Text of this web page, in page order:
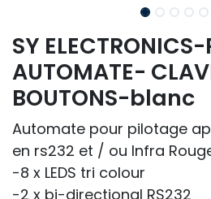
SY
AUTOMATE-
BOUTONS-blanc
Automate pour pilotage
en rs232 et / ou Infra
-8 x LEDS tri colour
-2 x bi-directional RS232